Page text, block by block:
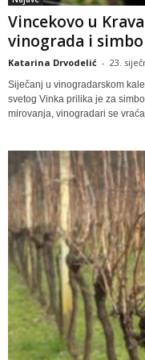
Vincekovo u
vinograda i
Katarina Drvodelić - 23.
Siječanj u vinogradarskom
svetog Vinka prilika je za
mirovanja, vinogradari se